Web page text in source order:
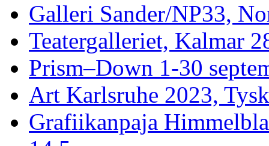
Galleri Sander/NP33,
Teatergalleriet, Kalmar
Prism–Down 1-30
Art Karlsruhe 2023,
Grafiikanpaja